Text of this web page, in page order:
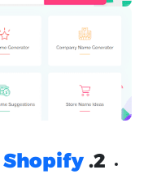
2.
Shopify